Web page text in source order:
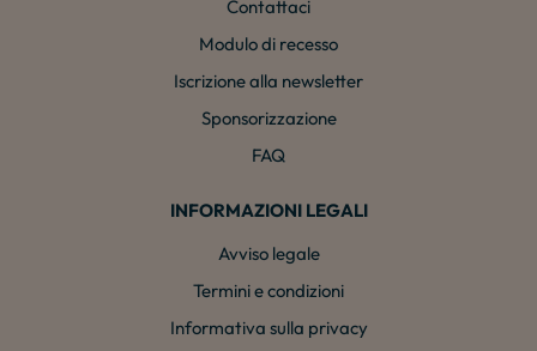
Contattaci
Modulo di recesso
Iscrizione alla newsletter
Sponsorizzazione
FAQ
INFORMAZIONI LEGALI
Avviso legale
Termini e condizioni
Informativa sulla privacy